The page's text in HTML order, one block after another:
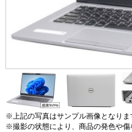
※上記の写真はサンプル画像となりま
※撮影の状態により、商品の発色や